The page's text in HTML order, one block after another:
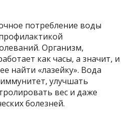
потребление воды
Организм,
как часы, а значит, и
найти «лазейку». Вода
улучшать
вес и даже
болезней.